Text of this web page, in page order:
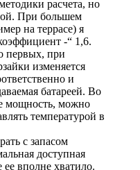
расчета, но
При большем
на террасе) я
-“ 1,6.
первых, при
изменяется
и
батареей. Во
мощность, можно
температурой в
с запасом
доступная
вполне хватило.